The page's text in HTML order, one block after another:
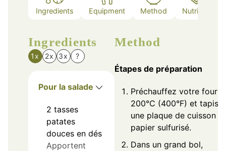
Ingredients Equipment Method Nutrition
Ingredients
1x 2x 3x ?
Pour la salade
2 tasses
patates
douces en dés
Apportent
Method
Étapes de préparation
Préchauffez votre four à
200°C (400°F) et
une plaque de cuisson
papier sulfurisé.
Dans un grand bol,